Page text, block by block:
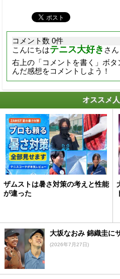
コメント数 0件
こんにちはテニス大好き さん
右上の「コメントを書く」ボ
んだ感想をコメントしよう！
オススメ
ザムストは暑さ対策の考えと性能
が違った
大坂なおみ 錦織圭に
(2026年7月27日)